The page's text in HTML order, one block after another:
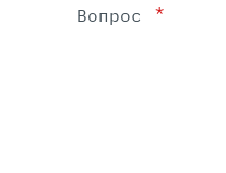
Вопрос *